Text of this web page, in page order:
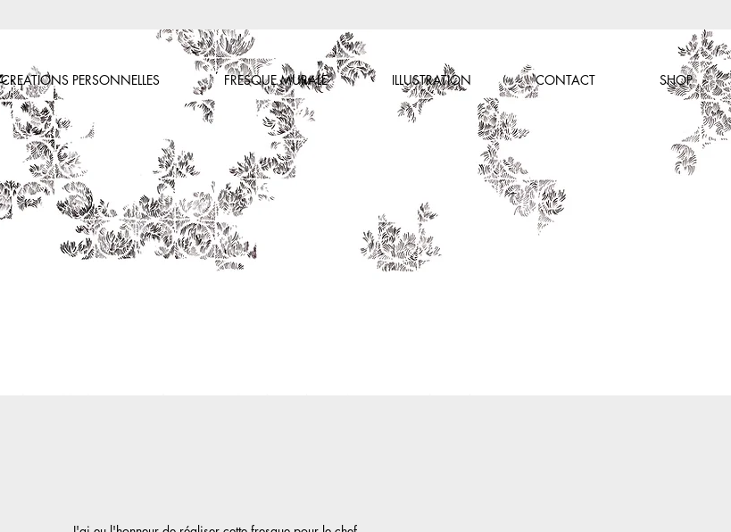
CREATIONS PERSONNELLES FRESQUE MURALE ILLUSTRATION CONTACT SHOP